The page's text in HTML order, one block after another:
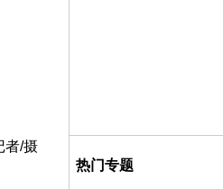
热门专题